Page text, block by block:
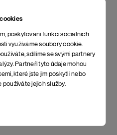
poskytování funkcí sociálních
využíváme soubory cookie.
sdílíme se svými partnery
Partneři tyto údaje mohou
které jste jim poskytli nebo
používáte jejich služby.